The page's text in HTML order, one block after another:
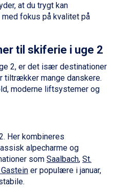
5.495
at du trygt kan
fokus på kvalitet på
til skiferie i uge 2
2, er det især destinationer
tiltrækker mange danskere.
moderne liftsystemer og
Her kombineres
alpecharme og
som Saalbach, St.
er populære i januar,